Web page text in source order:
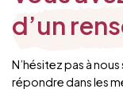
d’un
N’hésitez pas à
répondre dans les